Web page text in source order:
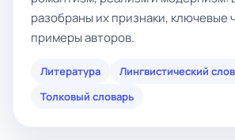
разобраны их признаки, ключевые
примеры авторов.
Литература
Лингвистический
Толковый словарь